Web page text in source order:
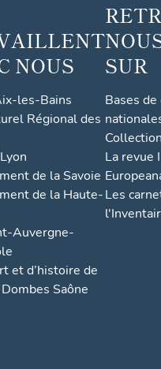
NOUS
les-Bains
Régional des
de la Savoie
de la Haute-
Auvergne-
et d’histoire de
Saône
SUR
Bases
La revue
Les